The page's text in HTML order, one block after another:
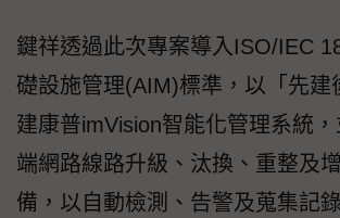
鍵祥透過此次專案導入ISO/IEC
礎設施管理(AIM)標準，以「先建
建康普imVision智能化管理系統
端網路線路升級、汰換、重整及
備，以自動檢測、告警及蒐集記